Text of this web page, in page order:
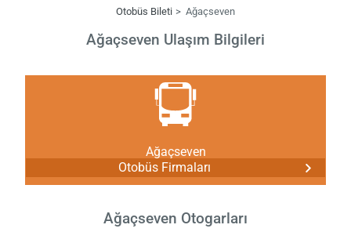
Otobüs Bileti Ağaçseven
Ağaçseven Ulaşım Bilgileri
Ağaçseven
Otobüs Firmaları
Ağaçseven Otogarları